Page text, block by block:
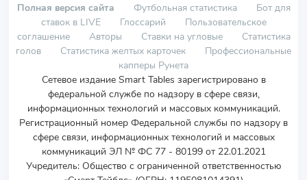
Полная версия сайта Футбольная статистика
Бот для
ставок в LIVE
Глоссарий
Пользовательское
соглашение
Авторы Ставки на угловые
Статистика
голов
Статистика желтых карточек
Профессиональные
капперы Рунета
Сетевое издание Smart Tables зарегистрировано в
федеральной службе по надзору в сфере связи,
информационных технологий и массовых коммуникаций.
Регистрационный номер Федеральной службы по надзору в
сфере связи, информационных технологий и массовых
коммуникаций ЭЛ № ФС 77 - 80199 от 22.01.2021
Учредитель: Общество с ограниченной ответственностью